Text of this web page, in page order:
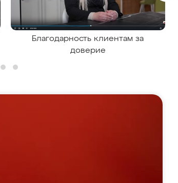
Благодарность клиентам за
доверие